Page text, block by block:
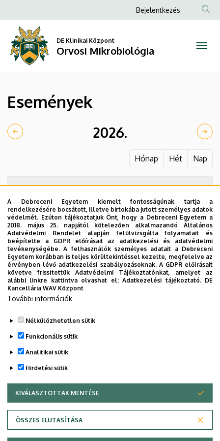
Orvosi
Mikrobiológia
a
tartalomra
Anonim
menüje
Bejelentkezés
DE Klinikai Központ
Orvosi Mikrobiológia
Események
2026.
Hónap Hét Nap
Nincs megjeleníthető esemény
Adatvédelem
A Debreceni Egyetem kiemelt fontosságúnak tartja a
rendelkezésére bocsátott, illetve birtokába jutott személyes adatok
védelmét. Ezúton tájékoztatjuk Önt, hogy a Debreceni Egyetem a
2018. május 25. napjától kötelezően alkalmazandó Általános
Adatvédelmi Rendelet alapján felülvizsgálta folyamatait és
beépítette a GDPR előírásait az adatkezelési és adatvédelmi
tevékenységébe. A felhasználók személyes adatait a Debreceni
Egyetem korábban is teljes körültekintéssel kezelte, megfelelve az
érvényben lévő adatkezelési szabályozásoknak. A GDPR előírásait
követve frissítettük Adatvédelmi Tájékoztatónkat, amelyet az
alábbi linkre kattintva olvashat el:Adatkezelési tájékoztató. DE
Kancellária WAV Központ
További információk
Nélkülözhetetlen sütik
Funkcionális sütik
Analitikai sütik
Hirdetési sütik
KIVÁLASZTOTTAK MENTÉSE
ÖSSZES ELUTASÍTÁSA
WITHDRAW CONSENT